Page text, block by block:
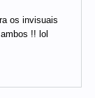
os invisuais
!! lol